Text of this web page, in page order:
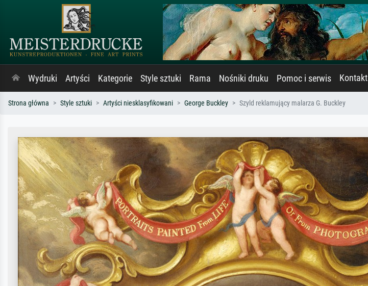
Wydruki Artyści Kategorie Style sztuki Rama Nośniki druku Pomoc i serwis Kontakt
Strona główna Style sztuki Artyści niesklasyfikowani George Buckley Szyld reklamujący malarza G. Buckley